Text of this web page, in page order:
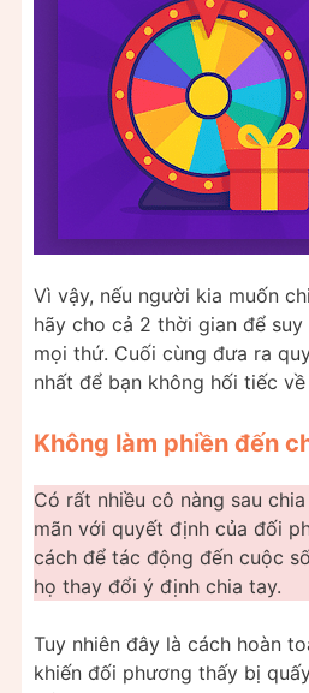
Vì vậy, nếu người kia muốn
hãy cho cả 2 thời gian để
mọi thứ. Cuối cùng đưa ra
nhất để bạn không hối tiếc về
Không làm phiền đến
Có rất nhiều cô nàng sau
mãn với quyết định của đối
cách để tác động đến cuộc
họ thay đổi ý định chia tay.
Tuy nhiên đây là cách hoàn
khiến đối phương thấy bị